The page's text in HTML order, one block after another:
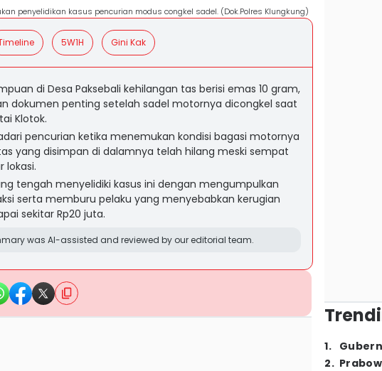
penyelidikan kasus pencurian modus congkel sadel. (Dok.Polres Klungkung)
5W1H Gini Kak
di Desa Paksebali kehilangan tas berisi emas 10 gram,
dokumen penting setelah sadel motornya dicongkel saat
Klotok.
pencurian ketika menemukan kondisi bagasi motornya
yang disimpan di dalamnya telah hilang meski sempat
lokasi.
tengah menyelidiki kasus ini dengan mengumpulkan
serta memburu pelaku yang menyebabkan kerugian
sekitar Rp20 juta.
was AI-assisted and reviewed by our editorial team.
1.
2.